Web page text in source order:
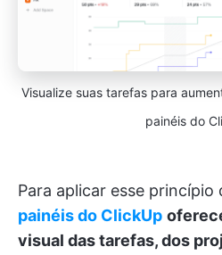
Visualize suas tarefas para
painéis do
Para aplicar esse
painéis do ClickUp
visual das tarefas, dos